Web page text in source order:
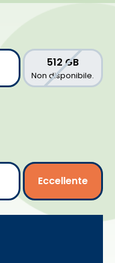
512 GB
Non disponibile.
Eccellente